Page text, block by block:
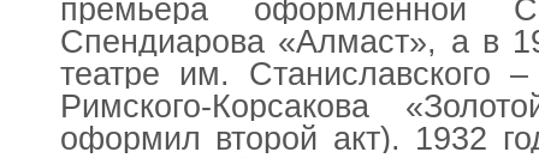
премьера оформленной
Спендиарова «Алмаст», а в
театре им. Станиславского
Римского-Корсакова
оформил второй акт). 1932